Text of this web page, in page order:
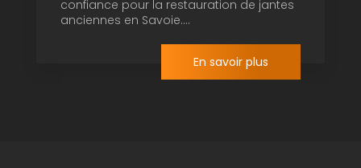
confiance pour la restauration de jantes
anciennes en Savoie....
En savoir plus